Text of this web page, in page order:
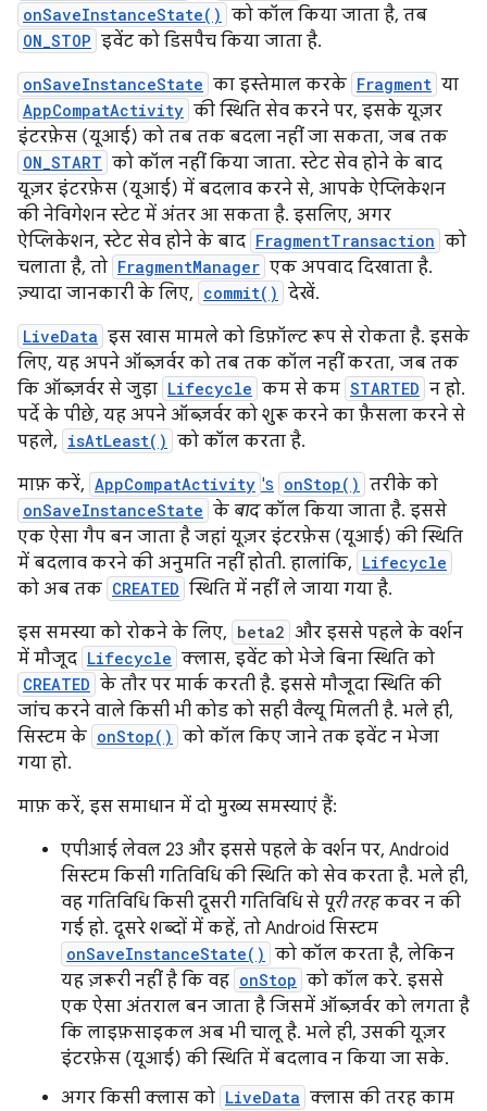
onSaveInstanceState() को कॉल किया जाता है, तब
ON_STOP इवेंट को डिसपैच किया जाता है.
onSaveInstanceState का इस्तेमाल करके Fragment या
AppCompatActivity की स्थिति सेव करने पर, इसके यूज़र
इंटरफ़ेस (यूआई) को तब तक बदला नहीं जा सकता, जब तक
ON_START को कॉल नहीं किया जाता. स्टेट सेव होने के बाद
यूज़र इंटरफ़ेस (यूआई) में बदलाव करने से, आपके ऐप्लिकेशन
की नेविगेशन स्टेट में अंतर आ सकता है. इसलिए, अगर
ऐप्लिकेशन, स्टेट सेव होने के बाद FragmentTransaction को
चलाता है, तो FragmentManager एक अपवाद दिखाता है.
ज़्यादा जानकारी के लिए, commit() देखें.
LiveData इस खास मामले को डिफ़ॉल्ट रूप से रोकता है. इसके
लिए, यह अपने ऑब्ज़र्वर को तब तक कॉल नहीं करता, जब तक
कि ऑब्ज़र्वर से जुड़ा Lifecycle कम से कम STARTED न हो.
पर्दे के पीछे, यह अपने ऑब्ज़र्वर को शुरू करने का फ़ैसला करने से
पहले, isAtLeast() को कॉल करता है.
माफ़ करें, AppCompatActivity 's onStop() तरीके को
onSaveInstanceState के बादकॉल किया जाता है. इससे
एक ऐसा गैप बन जाता है जहां यूज़र इंटरफ़ेस (यूआई) की स्थिति
में बदलाव करने की अनुमति नहीं होती. हालांकि, Lifecycle
को अब तक CREATED स्थिति में नहीं ले जाया गया है.
इस समस्या को रोकने के लिए, beta2 और इससे पहले के वर्शन
में मौजूद Lifecycle क्लास, इवेंट को भेजे बिना स्थिति को
CREATED के तौर पर मार्क करती है. इससे मौजूदा स्थिति की
जांच करने वाले किसी भी कोड को सही वैल्यू मिलती है. भले ही,
सिस्टम के onStop() को कॉल किए जाने तक इवेंट न भेजा
गया हो.
माफ़ करें, इस समाधान में दो मुख्य समस्याएं हैं:
एपीआई लेवल 23 और इससे पहले के वर्शन पर, Android
सिस्टम किसी गतिविधि की स्थिति को सेव करता है. भले ही,
वह गतिविधि किसी दूसरी गतिविधि से पूरी तरहकवर न की
गई हो. दूसरे शब्दों में कहें, तो Android सिस्टम
onSaveInstanceState() को कॉल करता है, लेकिन
यह ज़रूरी नहीं है कि वह onStop को कॉल करे. इससे
एक ऐसा अंतराल बन जाता है जिसमें ऑब्ज़र्वर को लगता है
कि लाइफ़साइकल अब भी चालू है. भले ही, उसकी यूज़र
इंटरफ़ेस (यूआई) की स्थिति में बदलाव न किया जा सके.
अगर किसी क्लास को LiveData क्लास की तरह काम